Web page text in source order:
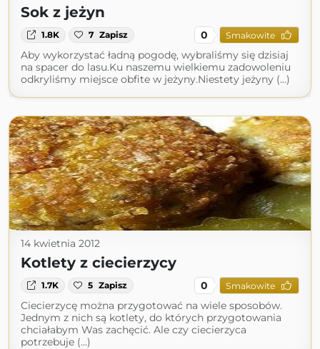
Sok z jeżyn
1.8K 7 Zapisz 0 Smakowite
Aby wykorzystać ładną pogodę, wybraliśmy się dzisiaj
na spacer do lasu.Ku naszemu wielkiemu zadowoleniu
odkryliśmy miejsce obfite w jeżyny.Niestety jeżyny (...)
14 kwietnia 2012
Kotlety z ciecierzycy
1.7K 5 Zapisz 0 Smakowite
Ciecierzycę można przygotować na wiele sposobów.
Jednym z nich są kotlety, do których przygotowania
chciałabym Was zachęcić. Ale czy ciecierzyca
potrzebuje (...)